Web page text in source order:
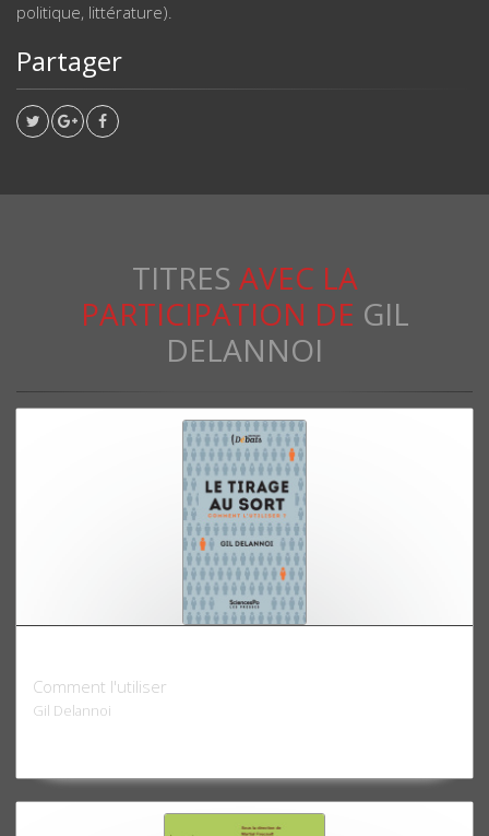
politique, littérature).
Partager
TITRES AVEC LA
PARTICIPATION DE GIL
DELANNOI
Comment l'utiliser
Gil Delannoi